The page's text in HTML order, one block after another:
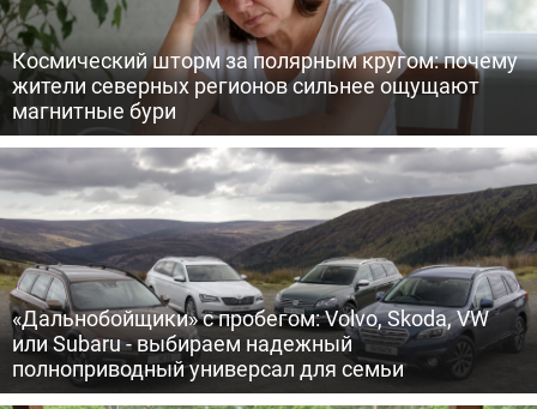
Космический шторм за полярным кругом: почему
жители северных регионов сильнее ощущают
магнитные бури
«Дальнобойщики» с пробегом: Volvo, Skoda, VW
или Subaru - выбираем надежный
полноприводный универсал для семьи